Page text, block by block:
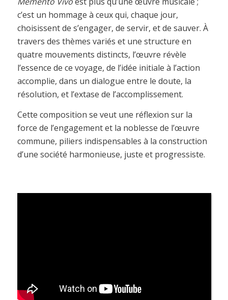
c’est un hommage à ceux qui, chaque jour,
choisissent de s’engager, de servir, et de sauver. À
travers des thèmes variés et une structure en
quatre mouvements distincts, l’œuvre révèle
l’essence de ce voyage, de l’idée initiale à l’action
accomplie, dans un dialogue entre le doute, la
résolution, et l’extase de l’accomplissement.
Cette composition se veut une réflexion sur la
force de l’engagement et la noblesse de l’œuvre
commune, piliers indispensables à la construction
d’une société harmonieuse, juste et progressiste.